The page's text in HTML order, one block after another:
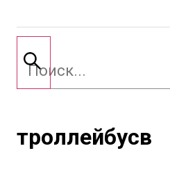
троллейбусв